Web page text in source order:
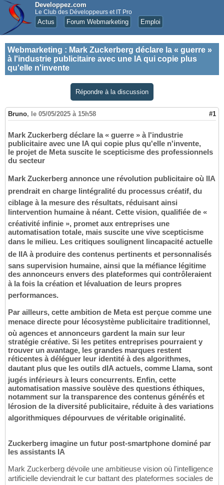
Developpez.com
Le Club des Développeurs et IT Pro
Actus Forum Webmarketing Emploi
Webmarketing : Mark Zuckerberg déclare la « guerre »
à l'industrie publicitaire avec une IA qui copie plus
qu'elle n'invente
Répondre à la discussion
Bruno, le 05/05/2025 à 15h58 #1
Mark Zuckerberg déclare la « guerre » à l'industrie
publicitaire avec une IA qui copie plus qu'elle n'invente,
le projet de Meta suscite le scepticisme des professionnels
du secteur
Mark Zuckerberg annonce une révolution publicitaire où lIA
prendrait en charge lintégralité du processus créatif, du
ciblage à la mesure des résultats, réduisant ainsi
lintervention humaine à néant. Cette vision, qualifiée de «
créativité infinie », promet aux entreprises une
automatisation totale, mais suscite une vive scepticisme
dans le milieu. Les critiques soulignent lincapacité actuelle
de lIA à produire des contenus pertinents et personnalisés
sans supervision humaine, ainsi que la méfiance légitime
des annonceurs envers des plateformes qui contrôleraient
à la fois la création et lévaluation de leurs propres
performances.
Par ailleurs, cette ambition de Meta est perçue comme une
menace directe pour lécosystème publicitaire traditionnel,
où agences et annonceurs gardent la main sur leur
stratégie créative. Si les petites entreprises pourraient y
trouver un avantage, les grandes marques restent
réticentes à déléguer leur identité à des algorithmes,
dautant plus que les outils dIA actuels, comme Llama, sont
jugés inférieurs à leurs concurrents. Enfin, cette
automatisation massive soulève des questions éthiques,
notamment sur la transparence des contenus générés et
lérosion de la diversité publicitaire, réduite à des variations
algorithmiques dépourvues de véritable originalité.
Zuckerberg imagine un futur post-smartphone dominé par
les assistants IA
Mark Zuckerberg dévoile une ambitieuse vision où l'intelligence
artificielle deviendrait le cur battant des plateformes sociales de